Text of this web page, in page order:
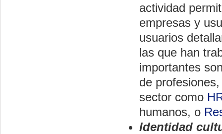
actividad
empresas y
usuarios
las que han
importantes
de
sector como
humanos, o
Identidad